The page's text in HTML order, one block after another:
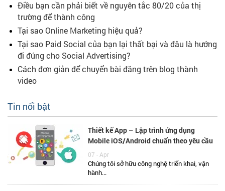
Điều bạn cần phải biết về nguyên tắc 80/20 của thị
trường để thành công
Tại sao Online Marketing hiệu quả?
Tại sao Paid Social của bạn lại thất bại và đâu là hướng
đi đúng cho Social Advertising?
Cách đơn giản để chuyển bài đăng trên blog thành
video
Tin nổi bật
Thiết kế App – Lập trình ứng dụng
Mobile iOS/Android chuẩn theo yêu cầu
07 - Apr
Chúng tôi sở hữu công nghệ triển khai, vận
hành...